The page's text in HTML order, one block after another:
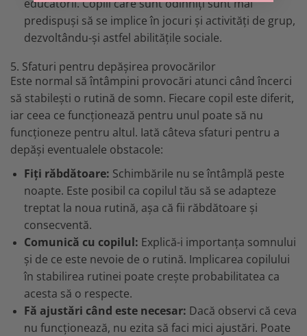
educatorii. Copiii care sunt odihniți sunt mai
predispuși să se implice în jocuri și activități de grup,
dezvoltându-și astfel abilitățile sociale.
5. Sfaturi pentru depășirea provocărilor
Este normal să întâmpini provocări atunci când încerci
să stabilești o rutină de somn. Fiecare copil este diferit,
iar ceea ce funcționează pentru unul poate să nu
funcționeze pentru altul. Iată câteva sfaturi pentru a
depăși eventualele obstacole:
Fiți răbdătoare: Schimbările nu se întâmplă peste
noapte. Este posibil ca copilul tău să se adapteze
treptat la noua rutină, așa că fii răbdătoare și
consecventă.
Comunică cu copilul: Explică-i importanța somnului
și de ce este nevoie de o rutină. Implicarea copilului
în stabilirea rutinei poate crește probabilitatea ca
acesta să o respecte.
Fă ajustări când este necesar: Dacă observi că ceva
nu funcționează, nu ezita să faci mici ajustări. Poate